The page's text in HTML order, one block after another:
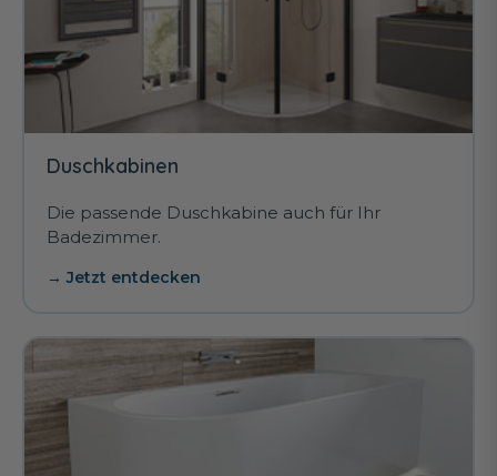
Duschkabinen
Die passende Duschkabine auch für Ihr
Badezimmer.
→ Jetzt entdecken